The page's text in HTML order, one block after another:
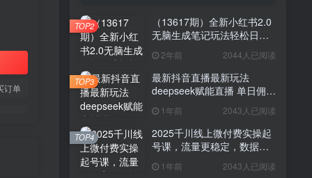
订单
（13617期）全新小红书2.0
无脑生成笔记玩法轻松日入
2年前 2044人已阅读
TOP2
最新抖音直播最新玩法
deepseek赋能直播 单日佣金
1年前 2043人已阅读
TOP3
2025千川线上微付费实操起
号课，流量更稳定，数据更
1年前 2043人已阅读
TOP4